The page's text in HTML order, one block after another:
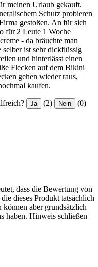
meinen Urlaub gekauft.
Schutz probieren
gestoßen. An für sich
für 2 Leute 1 Woche
- da bräuchte man
ist sehr dickflüssig
und hinterlässt einen
Flecken auf dem Bikini
gehen wieder raus,
kaufen.
Ja (2) Nein (0)
dass die Bewertung von
dieses Produkt tatsächlich
können aber grundsätzlich
haben. Hinweis schließen